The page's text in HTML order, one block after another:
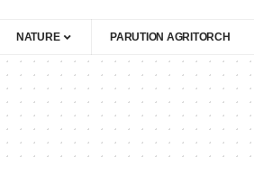
NATURE PARUTION AGRITORCH